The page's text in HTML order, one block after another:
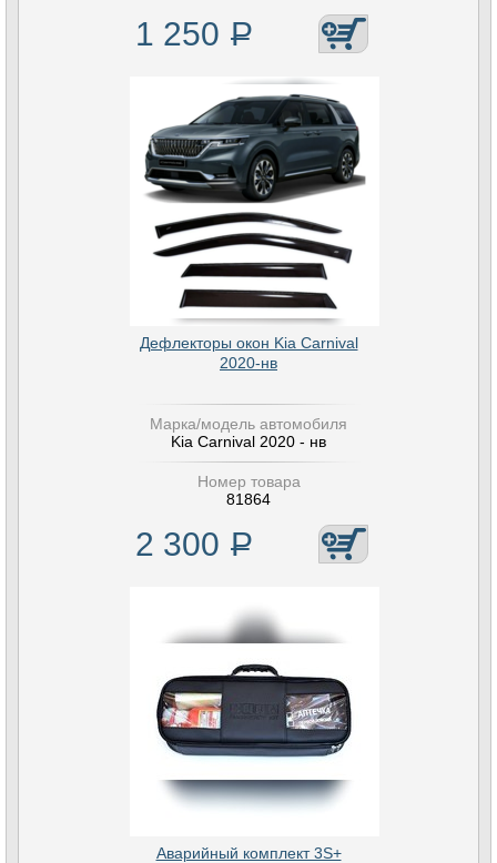
1 250 Р
Дефлекторы окон Kia Carnival
2020-нв
Марка/модель автомобиля
Kia Carnival 2020 - нв
Номер товара
81864
2 300 Р
Аварийный комплект 3S+